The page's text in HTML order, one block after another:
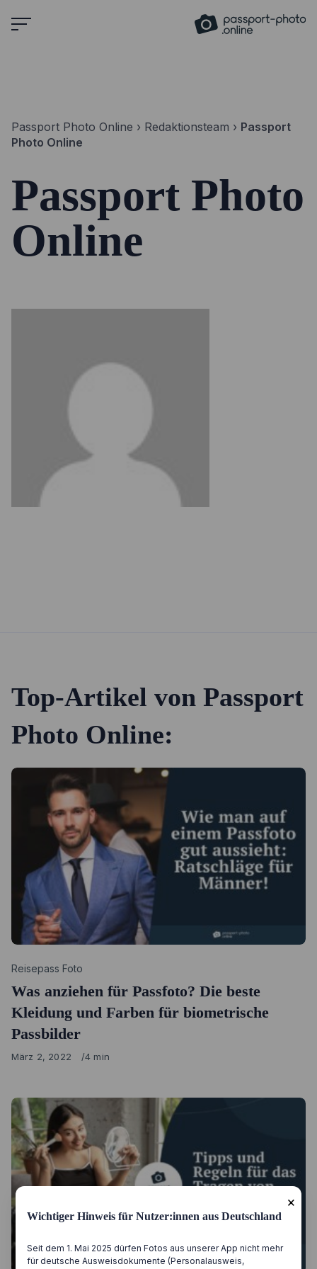
to
Passport Photo Online › Redaktionsteam › Passport
Photo Online
Passport Photo
Online
Top-Artikel von Passport
Photo Online:
Category
Reisepass Foto
Was anziehen für Passfoto? Die beste
Kleidung und Farben für biometrische
Passbilder
Published
März 2, 2022 4 min
×
Wichtiger Hinweis für Nutzer:innen aus Deutschland
Seit dem 1. Mai 2025 dürfen Fotos aus unserer App nicht mehr
für deutsche Ausweisdokumente (Personalausweis,